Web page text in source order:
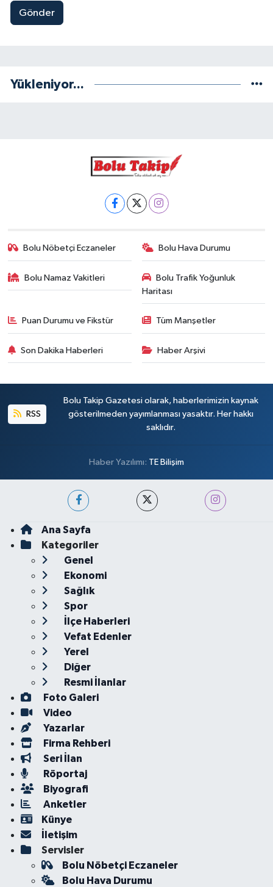
Gönder
Yükleniyor...
Bolu Nöbetçi Eczaneler Bolu Hava Durumu
Bolu Namaz Vakitleri
Bolu Trafik Yoğunluk
Haritası
Puan Durumu ve Fikstür Tüm Manşetler
Son Dakika Haberleri Haber Arşivi
RSS
Bolu Takip Gazetesi olarak, haberlerimizin kaynak
gösterilmeden yayımlanması yasaktır. Her hakkı
saklıdır.
Haber Yazılımı: TE Bilişim
Ana Sayfa
Kategoriler
Genel
Ekonomi
Sağlık
Spor
İlçe Haberleri
Vefat Edenler
Yerel
Diğer
Resmi İlanlar
Foto Galeri
Video
Yazarlar
Firma Rehberi
Seri İlan
Röportaj
Biyografi
Anketler
Künye
İletişim
Servisler
Bolu Nöbetçi Eczaneler
Bolu Hava Durumu